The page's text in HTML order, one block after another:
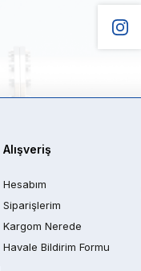
Alışveriş
Hesabım
Siparişlerim
Kargom Nerede
Havale Bildirim Formu